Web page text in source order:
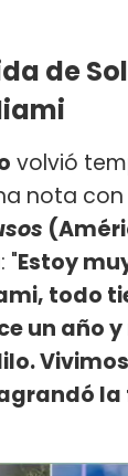
de
volvió
nota con
"Estoy
todo
un año